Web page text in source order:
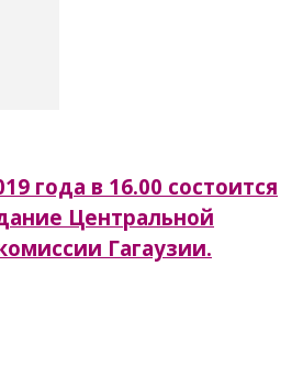
года в 16.00 состоится
Центральной
Гагаузии.